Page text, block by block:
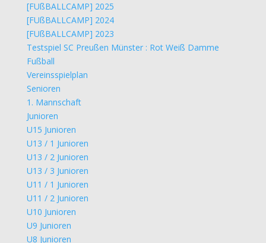
[FUßBALLCAMP] 2025
[FUßBALLCAMP] 2024
[FUßBALLCAMP] 2023
Testspiel SC Preußen Münster : Rot Weiß Damme
Fußball
Vereinsspielplan
Senioren
1. Mannschaft
Junioren
U15 Junioren
U13 / 1 Junioren
U13 / 2 Junioren
U13 / 3 Junioren
U11 / 1 Junioren
U11 / 2 Junioren
U10 Junioren
U9 Junioren
U8 Junioren